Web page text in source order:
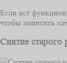
Если всё
чтобы защитить
Снятие старого